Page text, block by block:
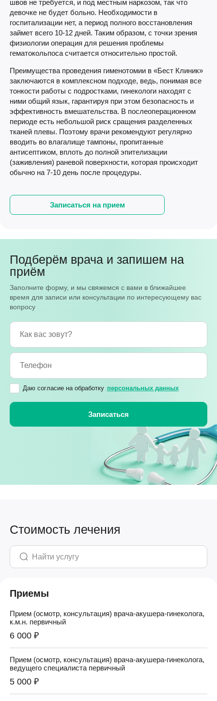
швов не требуется, и под местным наркозом, так что
девочке не будет больно. Необходимости в
госпитализации нет, а период полного восстановления
займет всего 10-12 дней. Таким образом, с точки зрения
физиологии операция для решения проблемы
гематокольпоса считается относительно простой.
Преимущества проведения гименотомии в «Бест Клиник»
заключаются в комплексном подходе, ведь, понимая все
тонкости работы с подростками, гинекологи находят с
ними общий язык, гарантируя при этом безопасность и
эффективность вмешательства. В послеоперационном
периоде есть небольшой риск сращения разделенных
тканей плевы. Поэтому врачи рекомендуют регулярно
вводить во влагалище тампоны, пропитанные
антисептиком, вплоть до полной эпителизации
(заживления) раневой поверхности, которая происходит
обычно на 7-10 день после процедуры.
Записаться на прием
Подберём врача и запишем на
приём
Заполните форму, и мы свяжемся с вами в ближайшее
время для записи или консультации по интересующему вас
вопросу
Даю согласие на обработку персональных данных
Стоимость лечения
Приемы
Прием (осмотр, консультация) врача-акушера-гинеколога,
к.м.н. первичный
6 000 ₽
Прием (осмотр, консультация) врача-акушера-гинеколога,
ведущего специалиста первичный
5 000 ₽